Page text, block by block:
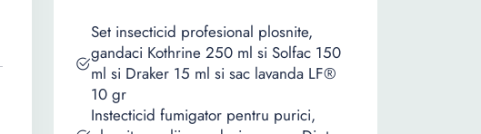
Set insecticid profesional plosnite,
gandaci Kothrine 250 ml si Solfac 150
ml si Draker 15 ml si sac lavanda LF®
10 gr
Instecticid fumigator pentru purici,